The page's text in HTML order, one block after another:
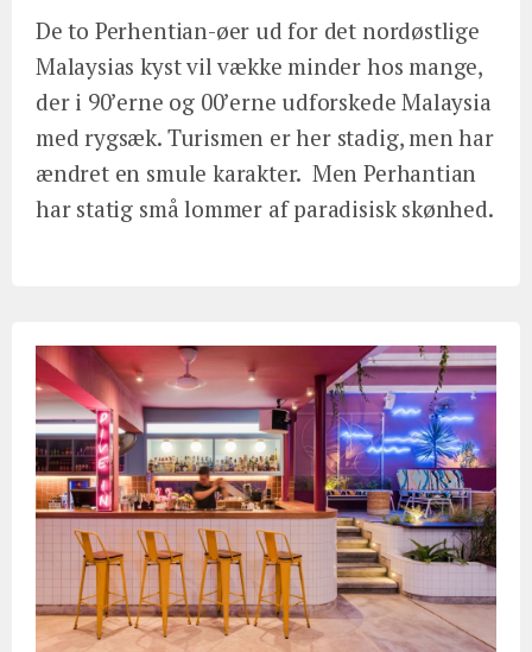
De to Perhentian-øer ud for det nordøstlige
Malaysias kyst vil vække minder hos mange,
der i 90’erne og 00’erne udforskede Malaysia
med rygsæk. Turismen er her stadig, men har
ændret en smule karakter. Men Perhantian
har statig små lommer af paradisisk skønhed.